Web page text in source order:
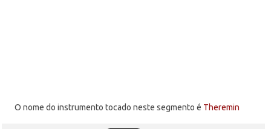
O nome do instrumento tocado neste segmento é Theremin